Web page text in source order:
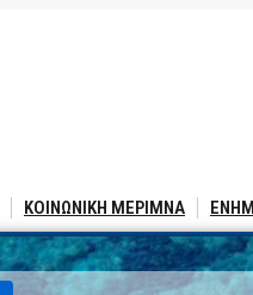
ΚΟΙΝΩΝΙΚΗ ΜΕΡΙΜΝΑ